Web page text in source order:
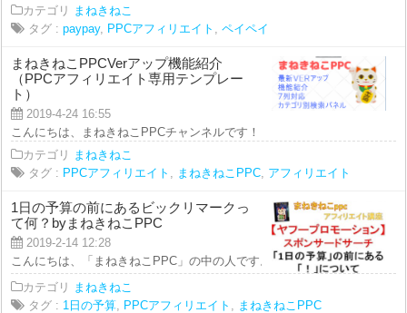
カテゴリ
まねきねこ
タグ : paypay, PPCアフィリエイト ペイペイ
まねきねこPPCVerアップ機能紹介
（PPCアフィリエイト専用テンプレー
ト）
2019-4-24 16:55
こんにちは、まねきねこPPCチャンネルです！ 今回の動画では、 PPCア
カテゴリ
まねきねこ
タグ : PPCアフィリエイト まねきねこPPC アフィリエイト
1日の予算の前にあるビックリマークっ
て何？byまねきねこPPC
2019-2-14 12:28
こんにちは、「まねきねこPPC」の中の人です。 なかなか寒さも続いて
カテゴリ
まねきねこ
タグ : 1日の予算 PPCアフィリエイト まねきねこPPC